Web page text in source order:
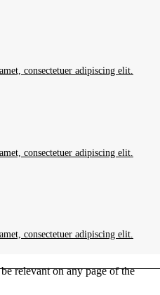
consectetuer adipiscing elit.
consectetuer adipiscing elit.
consectetuer adipiscing elit.
relevant on any page of the